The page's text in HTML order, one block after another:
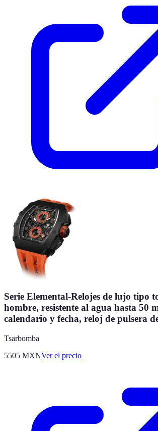
Serie Elemental-Relojes de lujo tipo
hombre, resistente al agua hasta 50
calendario y fecha, reloj de pulsera
Tsarbomba
5505 MXNVer el precio